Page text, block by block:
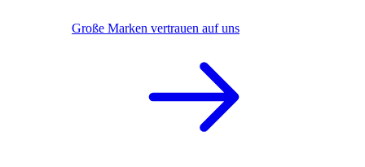
Große Marken vertrauen auf uns